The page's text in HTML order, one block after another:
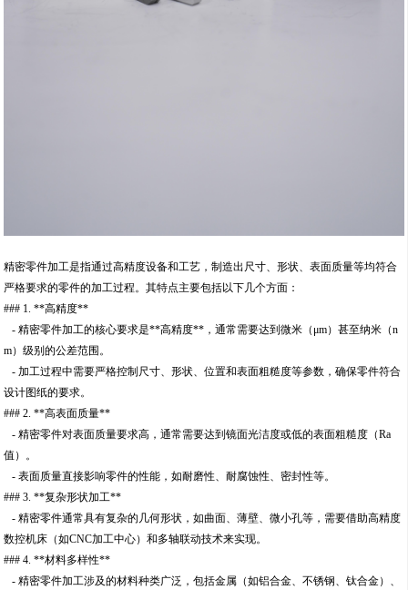
精密零件加工是指通过高精度设备和工艺，制造出尺寸、形状、表面质量等均符合
严格要求的零件的加工过程。其特点主要包括以下几个方面：
### 1. **高精度**
- 精密零件加工的核心要求是**高精度**，通常需要达到微米（μm）甚至纳米（n
m）级别的公差范围。
- 加工过程中需要严格控制尺寸、形状、位置和表面粗糙度等参数，确保零件符合
设计图纸的要求。
### 2. **高表面质量**
- 精密零件对表面质量要求高，通常需要达到镜面光洁度或低的表面粗糙度（Ra
值）。
- 表面质量直接影响零件的性能，如耐磨性、耐腐蚀性、密封性等。
### 3. **复杂形状加工**
- 精密零件通常具有复杂的几何形状，如曲面、薄壁、微小孔等，需要借助高精度
数控机床（如CNC加工中心）和多轴联动技术来实现。
### 4. **材料多样性**
- 精密零件加工涉及的材料种类广泛，包括金属（如铝合金、不锈钢、钛合金）、